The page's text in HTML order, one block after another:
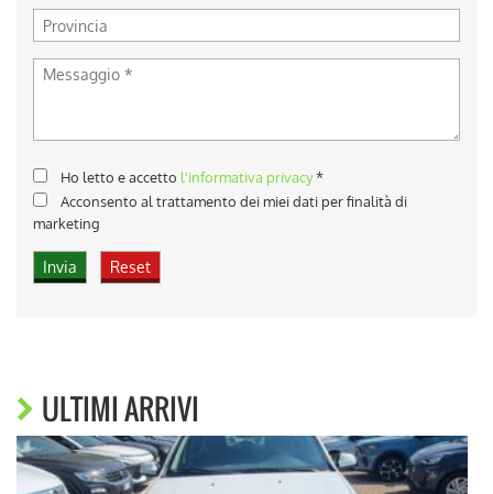
Ho letto e accetto l'informativa privacy*
Acconsento al trattamento dei miei dati per finalità di
marketing
ULTIMI ARRIVI